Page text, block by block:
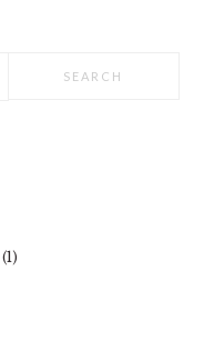
(1)